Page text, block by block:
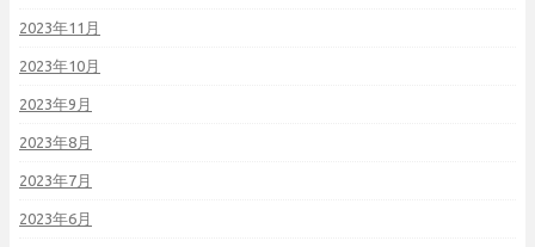
2023年11月
2023年10月
2023年9月
2023年8月
2023年7月
2023年6月